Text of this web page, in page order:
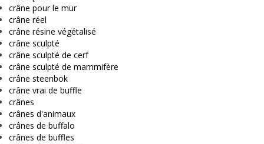
crâne pour le mur
crâne réel
crâne résine végétalisé
crâne sculpté
crâne sculpté de cerf
crâne sculpté de mammifère
crâne steenbok
crâne vrai de buffle
crânes
crânes d'animaux
crânes de buffalo
crânes de buffles